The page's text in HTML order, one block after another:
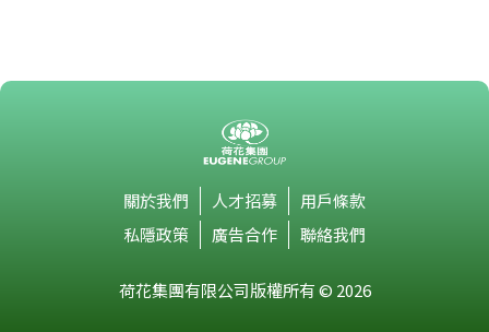
關於我們 人才招募
用戶條款
私隱政策
廣告合作 聯絡我們
荷花集團有限公司版權所有 © 2026